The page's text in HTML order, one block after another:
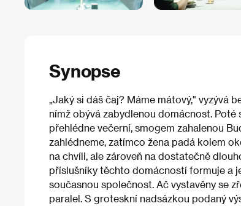
Synopse
„Jaký si dáš čaj? Máme mátový," vyzývá
nímž obývá zabydlenou domácnost.
přehlédne večerní, smogem zahalenou
zahlédneme, zatímco žena padá kolem
na chvíli, ale zároveň na dostatečně
příslušníky těchto domácností formuje a
současnou společnost. Ač vystavěny se
paralel. S groteskní nadsázkou podaný